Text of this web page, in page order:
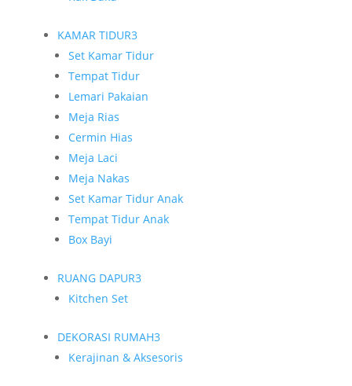
KAMAR TIDUR3
Set Kamar Tidur
Tempat Tidur
Lemari Pakaian
Meja Rias
Cermin Hias
Meja Laci
Meja Nakas
Set Kamar Tidur Anak
Tempat Tidur Anak
Box Bayi
RUANG DAPUR3
Kitchen Set
DEKORASI RUMAH3
Kerajinan & Aksesoris